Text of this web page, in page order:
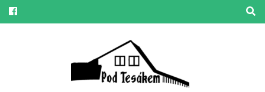
Přeskočit
na